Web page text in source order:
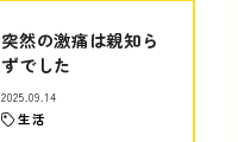
突然の激痛は親知ら
ずでした
2025.09.14
生活